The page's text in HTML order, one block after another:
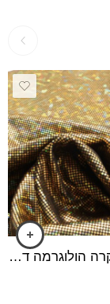
קונקורד לייקרה הולוגרמה דק הולוגרמה שחור עם זהב